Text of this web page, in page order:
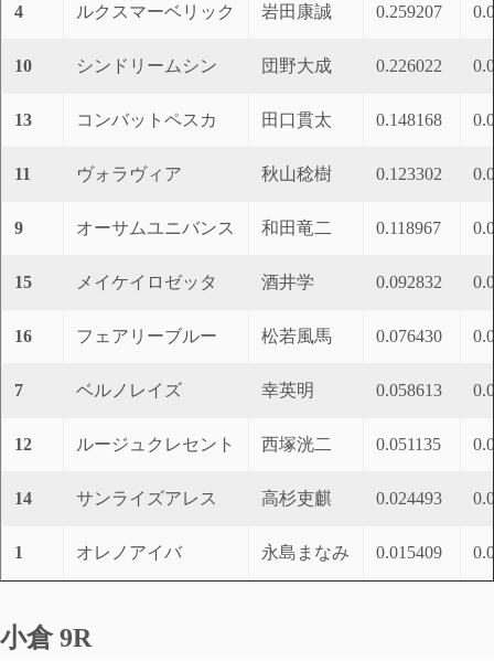
4 ルクスマーベリック 岩田康誠 0.259207
10 シンドリームシン 団野大成 0.226022
13 コンバットペスカ 田口貫太 0.148168
11 ヴォラヴィア 秋山稔樹 0.123302
9 オーサムユニバンス 和田竜二 0.118967
15 メイケイロゼッタ 酒井学 0.092832
16 フェアリーブルー 松若風馬 0.076430
7 ベルノレイズ 幸英明 0.058613
12 ルージュクレセント 西塚洸二 0.051135
14 サンライズアレス 高杉吏麒 0.024493
1 オレノアイバ 永島まなみ 0.015409
小倉 9R